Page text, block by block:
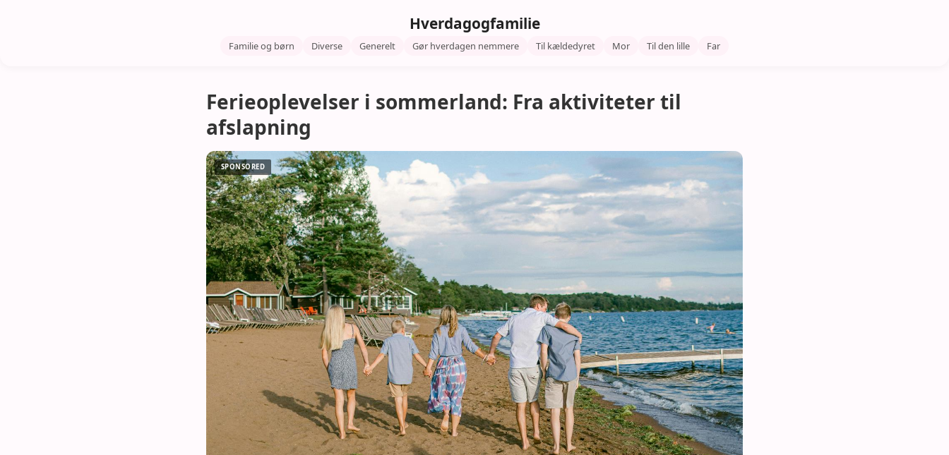
Hverdagogfamilie
Familie og børn Diverse Generelt Gør hverdagen nemmere Til kældedyret Mor Til den lille Far
Ferieoplevelser i sommerland: Fra aktiviteter til
afslapning